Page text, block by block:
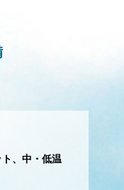
、中・低温